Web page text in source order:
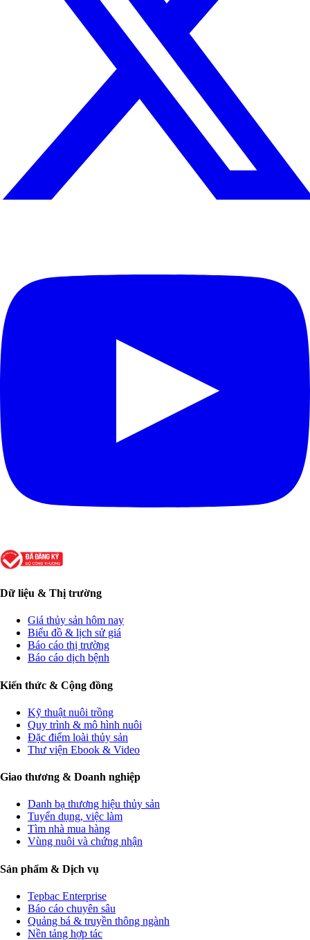
Dữ liệu & Thị trường
Giá thủy sản hôm nay
Biểu đồ & lịch sử giá
Báo cáo thị trường
Báo cáo dịch bệnh
Kiến thức & Cộng đồng
Kỹ thuật nuôi trồng
Quy trình & mô hình nuôi
Đặc điểm loài thủy sản
Thư viện Ebook & Video
Giao thương & Doanh nghiệp
Danh bạ thương hiệu thủy sản
Tuyển dụng, việc làm
Tìm nhà mua hàng
Vùng nuôi và chứng nhận
Sản phẩm & Dịch vụ
Tepbac Enterprise
Báo cáo chuyên sâu
Quảng bá & truyền thông ngành
Nền tảng hợp tác